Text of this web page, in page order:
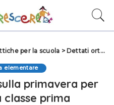
per la scuola > Dettati ortografici
elementare
primavera per
classe prima